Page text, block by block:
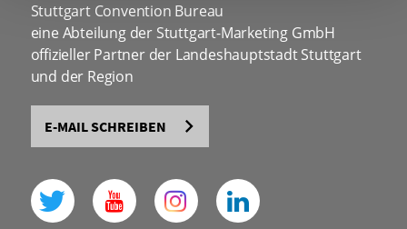
Stuttgart Convention Bureau
eine Abteilung der Stuttgart-Marketing GmbH
offizieller Partner der Landeshauptstadt Stuttgart
und der Region
E-MAIL SCHREIBEN